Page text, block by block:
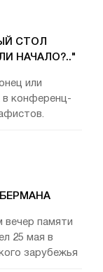
СТОЛ
НАЧАЛО?.."
или
в конференц-
вечер памяти
25 мая в
зарубежья